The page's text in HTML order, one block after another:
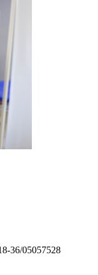
36/05057528